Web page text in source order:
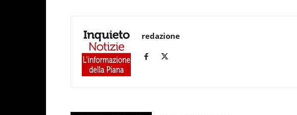
redazione